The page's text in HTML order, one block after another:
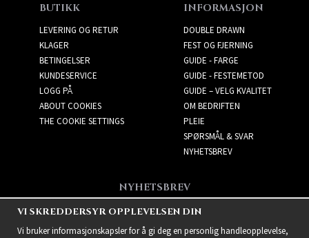
BUTIKK
LEVERING OG RETUR
KLAGER
BETINGELSER
KUNDESERVICE
LOGG PÅ
ABOUT COOKIES
THE COOKIE SETTINGS
INFORMASJON
DOUBLE DRAWN
FEST OG FJERNING
GUIDE - FARGE
GUIDE - FESTEMETOD
GUIDE – VELG KVALITET
OM BEDRIFTEN
PLEIE
SPØRSMÅL & SVAR
NYHETSBREV
NYHETSBREV
Få de beste tilbudene og
spennende nye produkter!
VI SKREDDERSYR OPPLEVELSEN DIN
Vi bruker informasjonskapsler for å gi deg en personlig handleopplevelse,